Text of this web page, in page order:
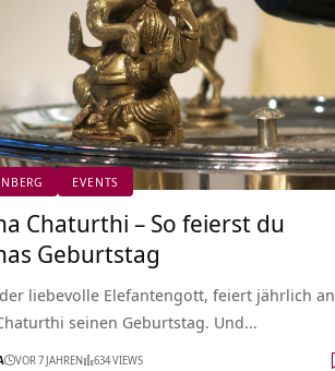
EVENTS
Chaturthi – So feierst du
Geburtstag
liebevolle Elefantengott, feiert jährlich an
seinen Geburtstag. Und…
VOR 7 JAHREN 634 VIEWS